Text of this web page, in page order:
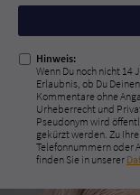
Nicht
ausfüllen!
Hinweis:
Wenn Du noch nicht
Erlaubnis, ob Du
Kommentare ohne
Urheberrecht und
Pseudonym wird
gekürzt werden. Zu
Telefonnummern oder
finden Sie in unserer